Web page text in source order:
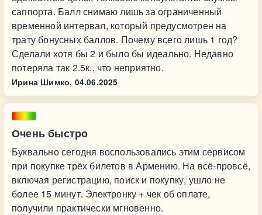
саппорта. Балл снимаю лишь за ограниченный
временной интервал, который предусмотрен на
трату бонусных баллов. Почему всего лишь 1 год?
Сделали хотя бы 2 и было бы идеально. Недавно
потеряла так 2.5к., что неприятно.
Ирина Шимко, 04.06.2025
Очень быстро
Буквально сегодня воспользовались этим сервисом
при покупке трёх билетов в Армению. На всё-провсё,
включая регистрацию, поиск и покупку, ушло не
более 15 минут. Электронку + чек об оплате,
получили практически мгновенно.